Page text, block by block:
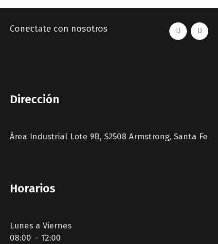
Conectate con nosotros
Dirección
Área Industrial Lote 9B, S2508 Armstrong, Santa Fe
Horarios
Lunes a Viernes
08:00 – 12:00